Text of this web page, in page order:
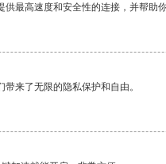
最高速度和安全性的连接，并帮助
来了无限的隐私保护和自由。